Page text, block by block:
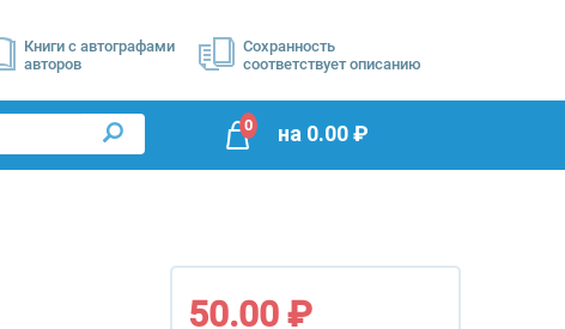
Книги с автографами
авторов
Сохранность
соответствует описанию
0 на 0.00₽
50.00 ₽